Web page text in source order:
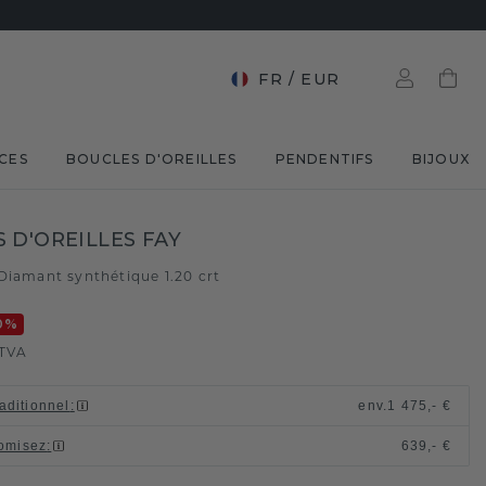
FR / EUR
BOUCLES D'OREILLES PENDENTIFS BIJOUX
D'OREILLES FAY
synthétique 1.20 crt
%
: env. 1 475,- €
: 639,- €